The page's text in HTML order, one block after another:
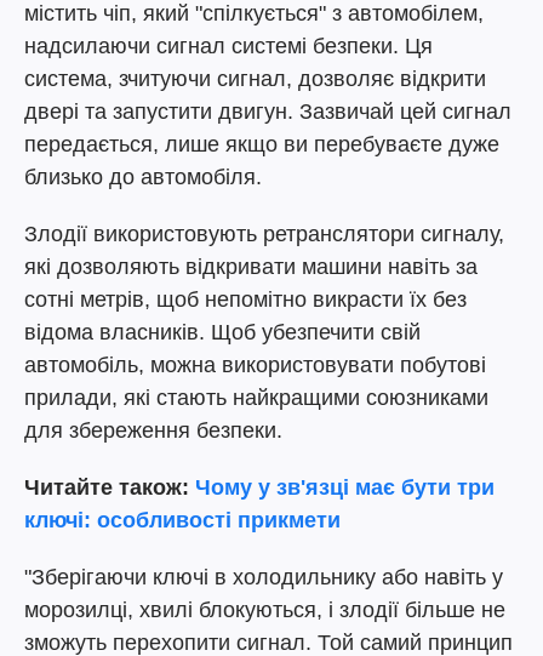
містить чіп, який "спілкується" з автомобілем,
надсилаючи сигнал системі безпеки. Ця
система, зчитуючи сигнал, дозволяє відкрити
двері та запустити двигун. Зазвичай цей сигнал
передається, лише якщо ви перебуваєте дуже
близько до автомобіля.
Злодії використовують ретранслятори сигналу,
які дозволяють відкривати машини навіть за
сотні метрів, щоб непомітно викрасти їх без
відома власників. Щоб убезпечити свій
автомобіль, можна використовувати побутові
прилади, які стають найкращими союзниками
для збереження безпеки.
Читайте також: Чому у зв'язці має бути три
ключі: особливості прикмети
"Зберігаючи ключі в холодильнику або навіть у
морозилці, хвилі блокуються, і злодії більше не
зможуть перехопити сигнал. Той самий принцип